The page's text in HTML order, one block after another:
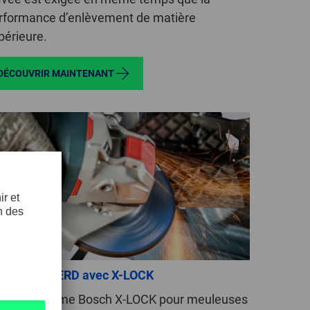
GLOBAL
INTERNATIONAL
-
ESPAÑOL
d’enlèvement de matière
MAINTENANT
outils PFERD avec X-LOCK
le système Bosch X-LOCK pour meuleuses